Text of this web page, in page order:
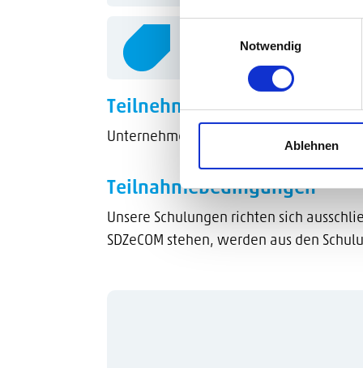
Notwendig
Ablehnen
Teilnehmerkreis
Unternehmen, die ein PIM-/MDM-
Teilnahmebedingungen
Unsere Schulungen richten sich
SDZeCOM stehen, werden aus den